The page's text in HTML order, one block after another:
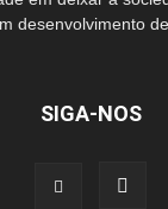
desenvolvimento
SIGA-NOS